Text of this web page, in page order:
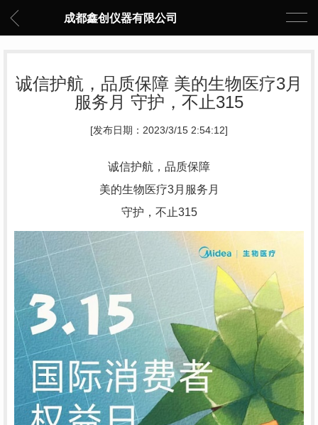
成都鑫创仪器有限公司
诚信护航，品质保障 美的生物医疗3月
服务月 守护，不止315
[发布日期：2023/3/15 2:54:12]
诚信护航，品质保障
美的生物医疗3月服务月
守护，不止315